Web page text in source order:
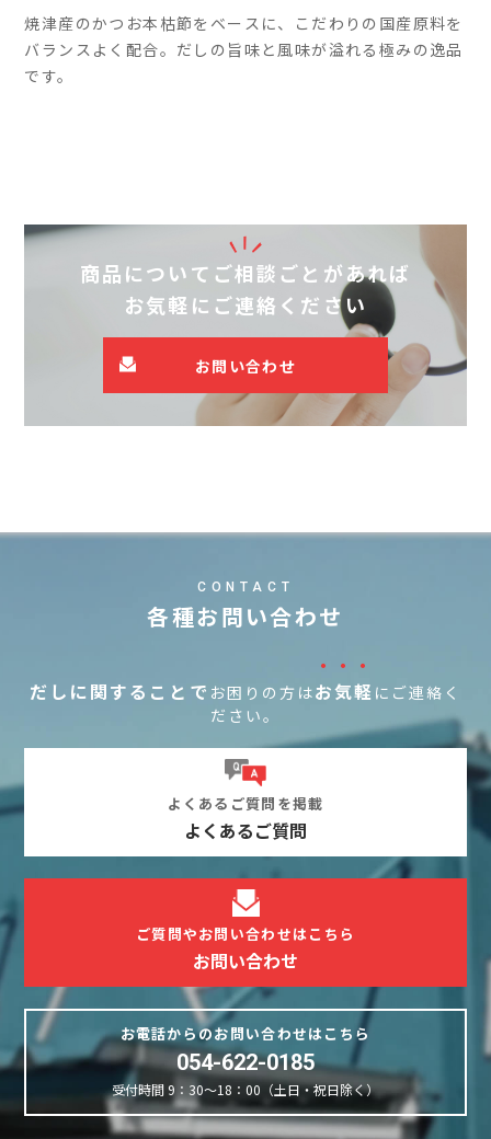
焼津産のかつお本枯節をベースに、こだわりの国産原料を
バランスよく配合。だしの旨味と風味が溢れる極みの逸品
です。
商品についてご相談ごとがあれば
お気軽にご連絡ください
お問い合わせ
CONTACT
各種お問い合わせ
だしに関することで お困りの方はお気軽
・・・
にご連絡く
ださい。
よくあるご質問を掲載
よくあるご質問
ご質問やお問い合わせはこちら
お問い合わせ
お電話からのお問い合わせはこちら
054-622-0185
受付時間 9：30～18：00（土日・祝日除く）